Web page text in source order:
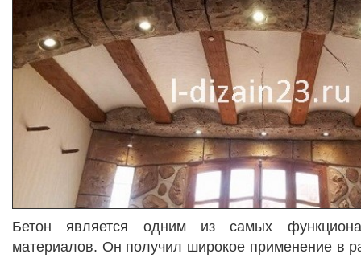
Бетон является одним из самых
материалов. Он получил широкое применение в